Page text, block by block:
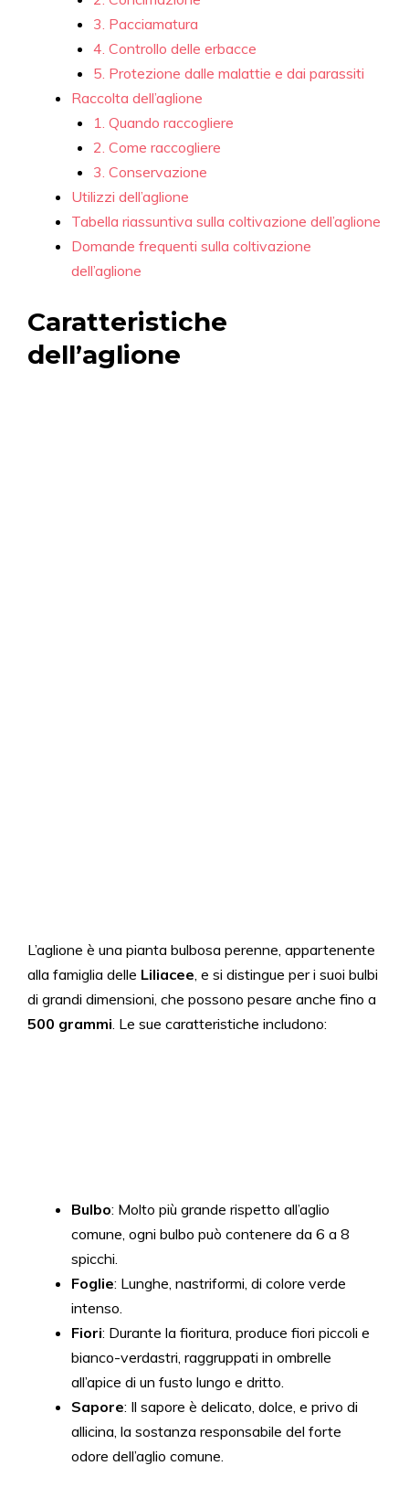
3. Pacciamatura
4. Controllo delle erbacce
5. Protezione dalle malattie e dai parassiti
Raccolta dell’aglione
1. Quando raccogliere
2. Come raccogliere
3. Conservazione
Utilizzi dell’aglione
Tabella riassuntiva sulla coltivazione dell’aglione
Domande frequenti sulla coltivazione
dell’aglione
Caratteristiche
dell’aglione
L’aglione è una pianta bulbosa perenne, appartenente
alla famiglia delle Liliacee, e si distingue per i suoi bulbi
di grandi dimensioni, che possono pesare anche fino a
500 grammi. Le sue caratteristiche includono:
Bulbo: Molto più grande rispetto all’aglio
comune, ogni bulbo può contenere da 6 a 8
spicchi.
Foglie: Lunghe, nastriformi, di colore verde
intenso.
Fiori: Durante la fioritura, produce fiori piccoli e
bianco-verdastri, raggruppati in ombrelle
all’apice di un fusto lungo e dritto.
Sapore: Il sapore è delicato, dolce, e privo di
allicina, la sostanza responsabile del forte
odore dell’aglio comune.